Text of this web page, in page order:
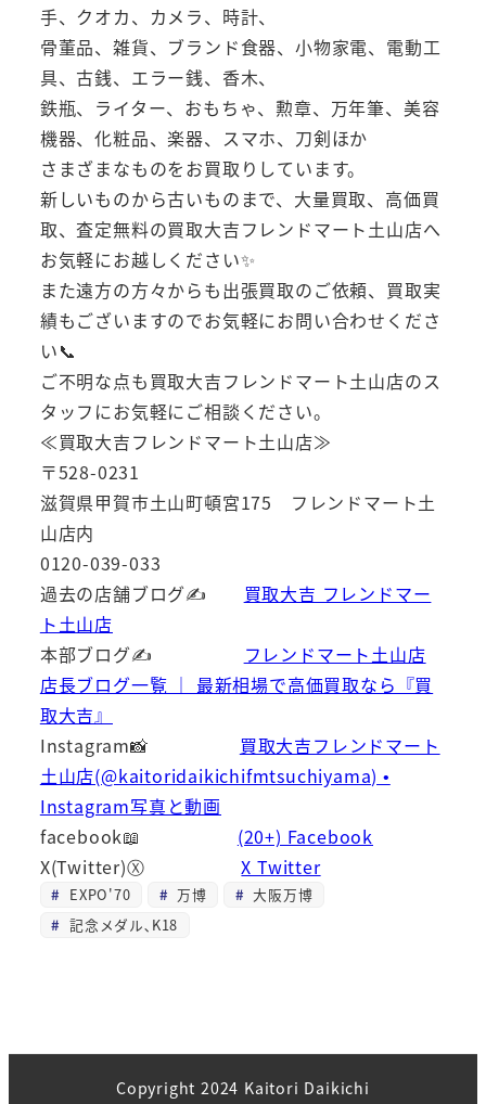
手、クオカ、カメラ、時計、
骨董品、雑貨、ブランド食器、小物家電、電動工
具、古銭、エラー銭、香木、
鉄瓶、ライター、おもちゃ、勲章、万年筆、美容
機器、化粧品、楽器、スマホ、刀剣ほか
さまざまなものをお買取りしています。
新しいものから古いものまで、大量買取、高価買
取、査定無料の買取大吉フレンドマート土山店へ
お気軽にお越しください✨
また遠方の方々からも出張買取のご依頼、買取実
績もございますのでお気軽にお問い合わせくださ
い📞
ご不明な点も買取大吉フレンドマート土山店のス
タッフにお気軽にご相談ください。
≪買取大吉フレンドマート土山店≫
〒528-0231
滋賀県甲賀市土山町頓宮175 フレンドマート土
山店内
0120-039-033
過去の店舗ブログ✍ 買取大吉 フレンドマー
ト土山店
本部ブログ✍ フレンドマート土山店
店長ブログ一覧 ｜ 最新相場で高価買取なら『買
取大吉』
Instagram📸 買取大吉フレンドマート
土山店(@kaitoridaikichifmtsuchiyama) •
Instagram写真と動画
facebook📖 (20+) Facebook
X(Twitter)ⓍX Twitter
EXPO'70 万博
大阪万博
記念メダル､K18
Copyright 2024 Kaitori Daikichi